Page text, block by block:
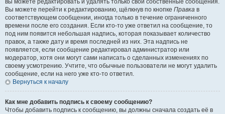
вы можете редактировать и удалять только свои собственные сообщения.
Вы можете перейти к редактированию, щёлкнув по кнопке Правка в
соответствующем сообщении, иногда только в течение ограниченного
времени после его создания. Если кто-то уже ответил на сообщение, то
под ним появится небольшая надпись, которая показывает количество
правок, а также дату и время последней из них. Эта надпись не
появляется, если сообщение редактировал администратор или
модератор, хотя они могут сами написать о сделанных изменениях по
своему усмотрению. Учтите, что обычные пользователи не могут удалить
сообщение, если на него уже кто-то ответил.
Вернуться к началу
Как мне добавить подпись к своему сообщению?
Чтобы добавить подпись к сообщению, вы должны сначала создать её в